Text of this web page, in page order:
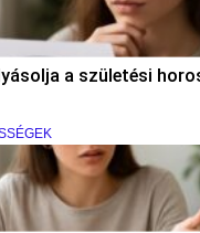
a születési